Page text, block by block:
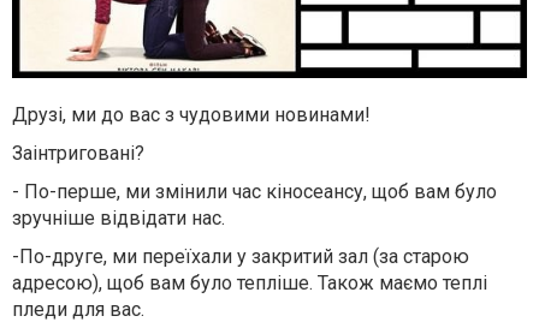
Друзі, ми до вас з чудовими новинами!
Заінтриговані?
- По-перше, ми змінили час кіносеансу, щоб вам було
зручніше відвідати нас.
-По-друге, ми переїхали у закритий зал (за старою
адресою), щоб вам було тепліше. Також маємо теплі
пледи для вас.